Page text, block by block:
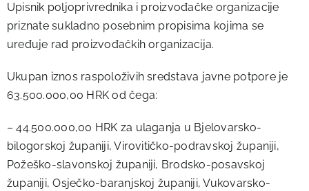
Upisnik poljoprivrednika i proizvođačke organizacije
priznate sukladno posebnim propisima kojima se
uređuje rad proizvođačkih organizacija.
Ukupan iznos raspoloživih sredstava javne potpore je
63.500.000,00 HRK od čega:
– 44.500.000,00 HRK za ulaganja u Bjelovarsko-
bilogorskoj županiji, Virovitičko-podravskoj županiji,
Požeško-slavonskoj županiji, Brodsko-posavskoj
županiji, Osječko-baranjskoj županiji, Vukovarsko-